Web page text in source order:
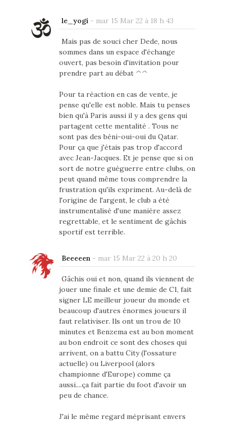
le_yogi- mar 15 Mar 22 à 18 h 43
Mais pas de souci cher Dede, nous
sommes dans un espace d'échange
ouvert, pas besoin d'invitation pour
prendre part au débat ^^
Pour ta réaction en cas de vente, je
pense qu'elle est noble. Mais tu penses
bien qu'à Paris aussi il y a des gens qui
partagent cette mentalité . Tous ne
sont pas des béni-oui-oui du Qatar.
Pour ça que j'étais pas trop d'accord
avec Jean-Jacques. Et je pense que si on
sort de notre guéguerre entre clubs, on
peut quand même tous comprendre la
frustration qu'ils expriment. Au-delà de
l'origine de l'argent, le club a été
instrumentalisé d'une manière assez
regrettable, et le sentiment de gâchis
sportif est terrible.
Beeeeen- mar 15 Mar 22 à 20 h 20
Gâchis oui et non, quand ils viennent de
jouer une finale et une demie de C1, fait
signer LE meilleur joueur du monde et
beaucoup d'autres énormes joueurs il
faut relativiser. Ils ont un trou de 10
minutes et Benzema est au bon moment
au bon endroit ce sont des choses qui
arrivent, on a battu City (l'ossature
actuelle) ou Liverpool (alors
championne d'Europe) comme ça
aussi....ça fait partie du foot d'avoir un
peu de chance.
J'ai le même regard méprisant envers